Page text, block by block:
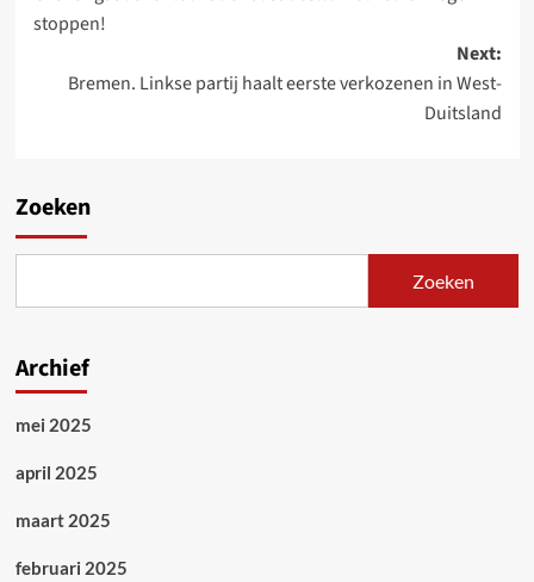
stoppen!
Next:
Bremen. Linkse partij haalt eerste verkozenen in West-
Duitsland
Zoeken
Zoeken
Archief
mei 2025
april 2025
maart 2025
februari 2025